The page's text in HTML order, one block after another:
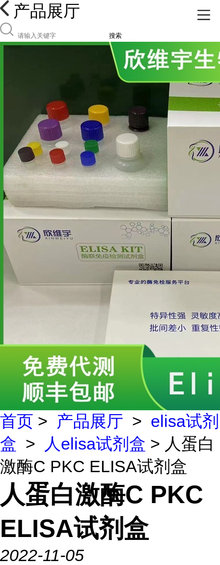
产品展厅
搜索
首页 > 产品展厅 > elisa试剂
盒 > 人elisa试剂盒 > 人蛋白
激酶C PKC ELISA试剂盒
人蛋白激酶C PKC
ELISA试剂盒
2022-11-05